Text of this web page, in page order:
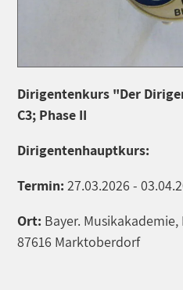
Dirigentenkurs "Der
C3; Phase II
Dirigentenhauptkurs:
Termin:27.03.2026 -
Ort: Bayer.
87616 Marktoberdorf